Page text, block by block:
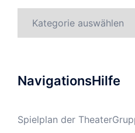
NavigationsHilfe
Spielplan der